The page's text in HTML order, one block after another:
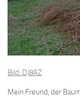
Bild: DJ8AZ
Mein Freund, der